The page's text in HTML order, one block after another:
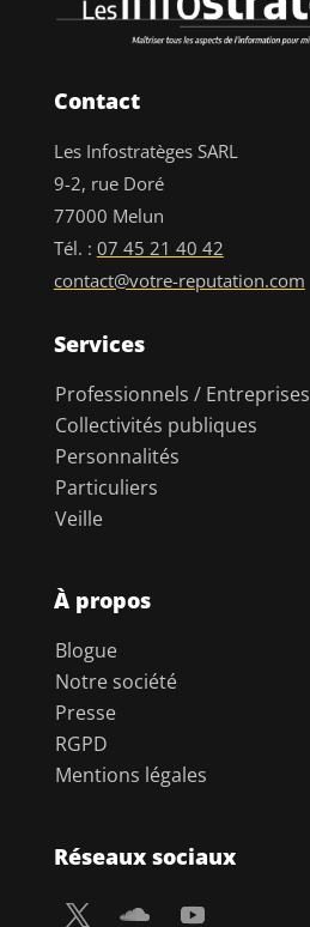
Contact
Les Infostratèges SARL
9-2, rue Doré
77000 Melun
Tél. : 07 45 21 40 42
contact@votre-reputation.com
Services
Professionnels / Entreprises
Collectivités publiques
Personnalités
Particuliers
Veille
À propos
Blogue
Notre société
Presse
RGPD
Mentions légales
Réseaux sociaux